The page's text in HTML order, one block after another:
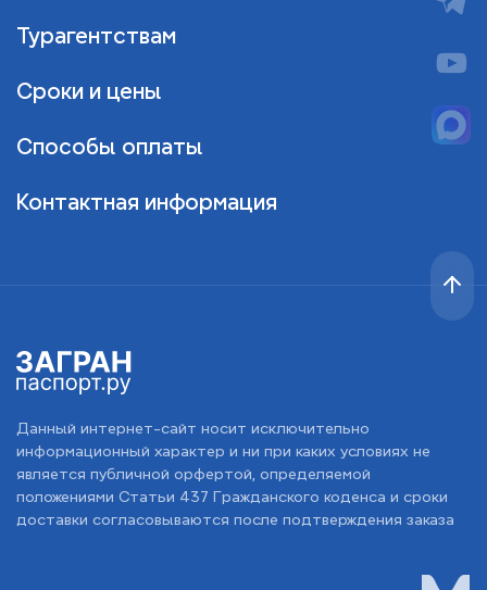
Турагентствам
Сроки и цены
Способы оплаты
Контактная информация
Данный интернет-сайт носит исключительно
информационный характер и ни при каких условиях не
является публичной орфертой, определяемой
положениями Статьи 437 Гражданского коденса и сроки
доставки согласовываются после подтверждения заказа